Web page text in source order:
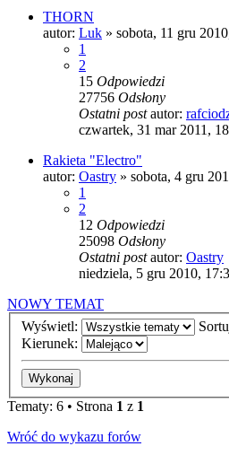
THORN
autor: Luk » sobota, 11 gru
1
2
15 Odpowiedzi
27756 Odsłony
Ostatni postautor:
czwartek, 31 mar 2011,
Rakieta "Electro"
autor: Oastry » sobota, 4 gru
1
2
12 Odpowiedzi
25098 Odsłony
Ostatni postautor: Oastry
niedziela, 5 gru 2010,
NOWY TEMAT
Wyświetl:
Kierunek:
Tematy: 6 • Strona 1 z 1
Wróć do wykazu forów